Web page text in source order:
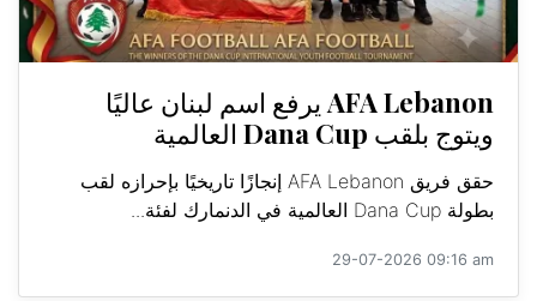
AFA Lebanon يرفع اسم لبنان عاليًا
ويتوج بلقب Dana Cup العالمية
حقق فريق AFA Lebanon إنجازًا تاريخيًا بإحرازه لقب
بطولة Dana Cup العالمية في الدنمارك لفئة...
29-07-2026 09:16 am